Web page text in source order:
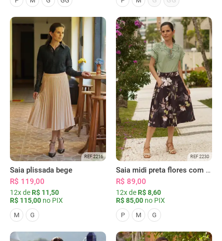
REF 2216
Saia plissada bege
R$ 119,00
12x de R$ 11,50
R$ 115,00 no PIX
M G
REF 2230
Saia midi preta flores com bolsos
R$ 89,00
12x de R$ 8,60
R$ 85,00 no PIX
P M G